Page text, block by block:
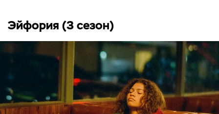
Эйфория (3 сезон)